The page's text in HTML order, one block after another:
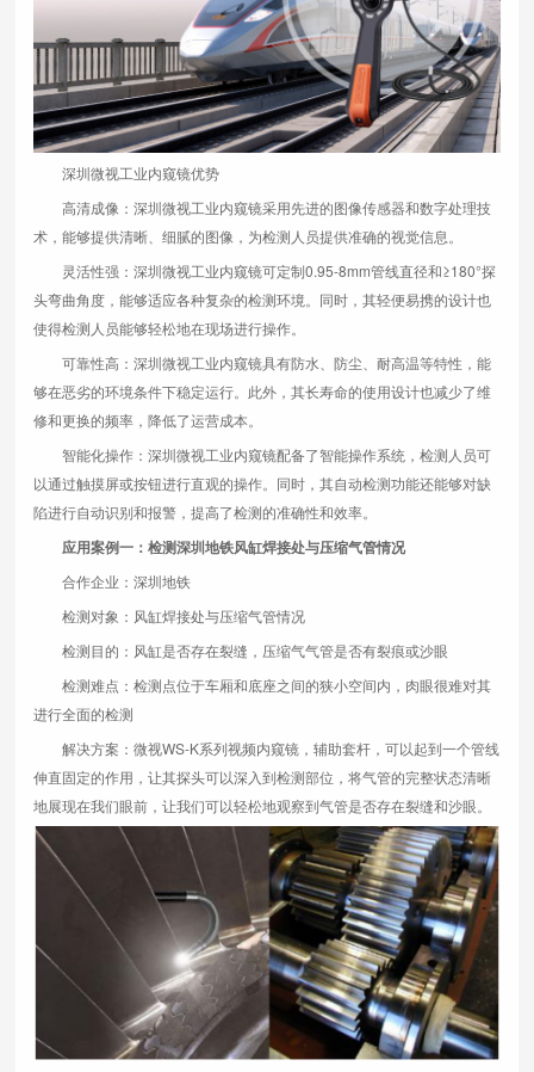
深圳微视工业内窥镜优势
高清成像：深圳微视工业内窥镜采用先进的图像传感器和数字处理技
术，能够提供清晰、细腻的图像，为检测人员提供准确的视觉信息。
灵活性强：深圳微视工业内窥镜可定制0.95-8mm管线直径和≥180°探
头弯曲角度，能够适应各种复杂的检测环境。同时，其轻便易携的设计也
使得检测人员能够轻松地在现场进行操作。
可靠性高：深圳微视工业内窥镜具有防水、防尘、耐高温等特性，能
够在恶劣的环境条件下稳定运行。此外，其长寿命的使用设计也减少了维
修和更换的频率，降低了运营成本。
智能化操作：深圳微视工业内窥镜配备了智能操作系统，检测人员可
以通过触摸屏或按钮进行直观的操作。同时，其自动检测功能还能够对缺
陷进行自动识别和报警，提高了检测的准确性和效率。
应用案例一：检测深圳地铁风缸焊接处与压缩气管情况
合作企业：深圳地铁
检测对象：风缸焊接处与压缩气管情况
检测目的：风缸是否存在裂缝，压缩气气管是否有裂痕或沙眼
检测难点：检测点位于车厢和底座之间的狭小空间内，肉眼很难对其
进行全面的检测
解决方案：微视WS-K系列视频内窥镜，辅助套杆，可以起到一个管线
伸直固定的作用，让其探头可以深入到检测部位，将气管的完整状态清晰
地展现在我们眼前，让我们可以轻松地观察到气管是否存在裂缝和沙眼。